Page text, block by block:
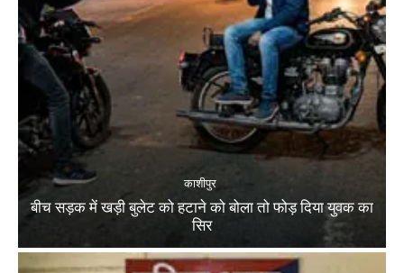
काशीपुर
बीच सड़क में खड़ी बुलेट को हटाने को बोला तो फोड़ दिया युवक का
सिर